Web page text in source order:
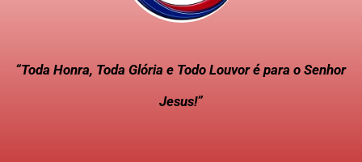
“Toda Honra, Toda Glória e Todo Louvor é para o Senhor
Jesus!”